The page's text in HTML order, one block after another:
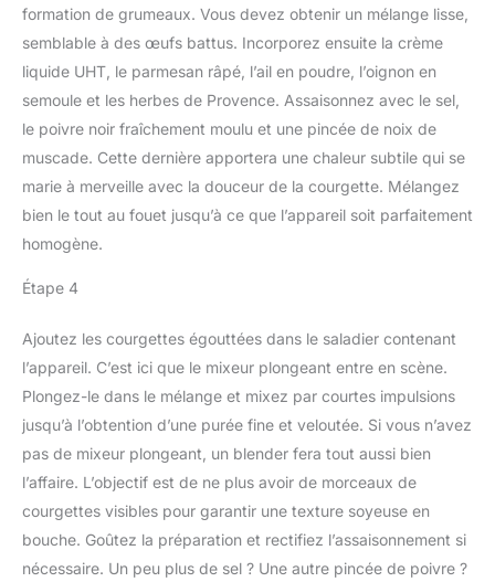
formation de grumeaux. Vous devez obtenir un mélange lisse,
semblable à des œufs battus. Incorporez ensuite la crème
liquide UHT, le parmesan râpé, l’ail en poudre, l’oignon en
semoule et les herbes de Provence. Assaisonnez avec le sel,
le poivre noir fraîchement moulu et une pincée de noix de
muscade. Cette dernière apportera une chaleur subtile qui se
marie à merveille avec la douceur de la courgette. Mélangez
bien le tout au fouet jusqu’à ce que l’appareil soit parfaitement
homogène.
Étape 4
Ajoutez les courgettes égouttées dans le saladier contenant
l’appareil. C’est ici que le mixeur plongeant entre en scène.
Plongez-le dans le mélange et mixez par courtes impulsions
jusqu’à l’obtention d’une purée fine et veloutée. Si vous n’avez
pas de mixeur plongeant, un blender fera tout aussi bien
l’affaire. L’objectif est de ne plus avoir de morceaux de
courgettes visibles pour garantir une texture soyeuse en
bouche. Goûtez la préparation et rectifiez l’assaisonnement si
nécessaire. Un peu plus de sel ? Une autre pincée de poivre ?